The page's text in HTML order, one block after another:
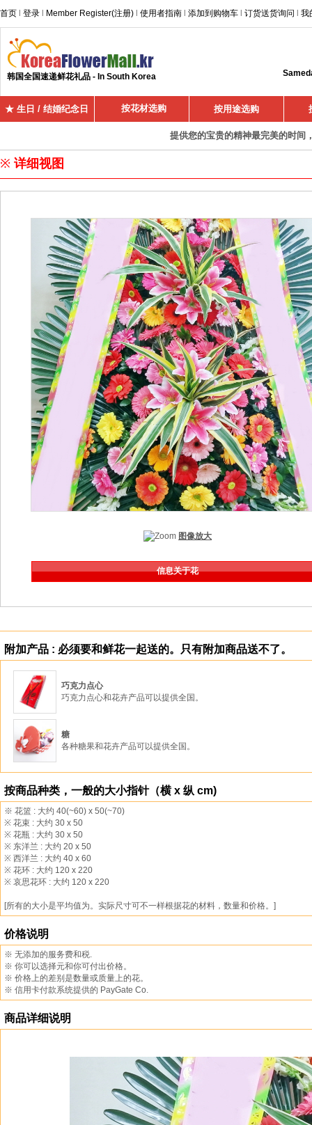
首页 登录 Member Register(注册) 使用者指南 添加到购物车 订货送货询问 我
韩国全国速递鲜花礼品 - In South Korea
★ 生日 / 结婚纪念日 按花材选购 按用途选购
提供您的宝贵的精神最完美的时间
※ 详细视图
图像放大
信息关于花
附加产品 : 必须要和鲜花一起送的。只有附加商品送不了。
巧克力点心
巧克力点心和花卉产品可以提供全国。
糖
各种糖果和花卉产品可以提供全国。
按商品种类，一般的大小指针（横 x 纵 cm)
※ 花篮 : 大约 40(~60) x 50(~70)
※ 花束 : 大约 30 x 50
※ 花瓶 : 大约 30 x 50
※ 东洋兰 : 大约 20 x 50
※ 西洋兰 : 大约 40 x 60
※ 花环 : 大约 120 x 220
※ 哀思花环 : 大约 120 x 220
[所有的大小是平均值为。实际尺寸可不一样根据花的材料，数量和价格。]
价格说明
※ 无添加的服务费和税.
※ 你可以选择元和你可付出价格。
※ 价格上的差别是数量或质量上的花。
※ 信用卡付款系统提供的 PayGate Co.
商品详细说明